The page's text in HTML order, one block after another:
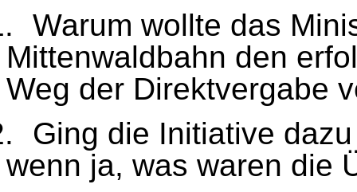
Warum wollte das
Mittenwaldbahn den
Weg der Direktvergabe
Ging die Initiative
wenn ja, was waren die